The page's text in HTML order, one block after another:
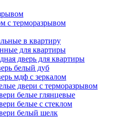
с терморазрывом
в квартиру
для квартиры
дверь для квартиры
белый дуб
мдф с зеркалом
двери с терморазрывом
белые глянцевые
белые с стеклом
белый шелк